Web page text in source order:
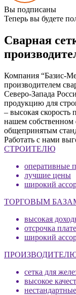
Вы подписаны
Теперь вы будете
Сварная
Компания “Базис-
производителем
Северо-Запада
продукцию для
– высокая скорость
нашем собственном
общепринятым
Работать с нами
СТРОИТЕЛЮ
оперативные
лучшие цены
широкий
ТОРГОВЫМ
высокая
отсрочка
широкий
сетка для
высокое